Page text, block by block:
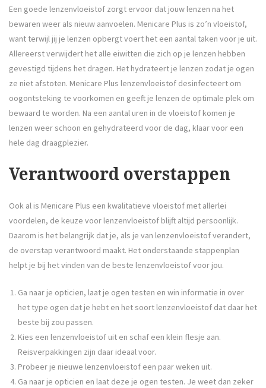
Een goede lenzenvloeistof zorgt ervoor dat jouw lenzen na het
bewaren weer als nieuw aanvoelen. Menicare Plus is zo’n vloeistof,
want terwijl jij je lenzen opbergt voert het een aantal taken voor je uit.
Allereerst verwijdert het alle eiwitten die zich op je lenzen hebben
gevestigd tijdens het dragen. Het hydrateert je lenzen zodat je ogen
ze niet afstoten. Menicare Plus lenzenvloeistof desinfecteert om
oogontsteking te voorkomen en geeft je lenzen de optimale plek om
bewaard te worden. Na een aantal uren in de vloeistof komen je
lenzen weer schoon en gehydrateerd voor de dag, klaar voor een
hele dag draagplezier.
Verantwoord overstappen
Ook al is Menicare Plus een kwalitatieve vloeistof met allerlei
voordelen, de keuze voor lenzenvloeistof blijft altijd persoonlijk.
Daarom is het belangrijk dat je, als je van lenzenvloeistof verandert,
de overstap verantwoord maakt. Het onderstaande stappenplan
helpt je bij het vinden van de beste lenzenvloeistof voor jou.
Ga naar je opticien, laat je ogen testen en win informatie in over
het type ogen dat je hebt en het soort lenzenvloeistof dat daar het
beste bij zou passen.
Kies een lenzenvloeistof uit en schaf een klein flesje aan.
Reisverpakkingen zijn daar ideaal voor.
Probeer je nieuwe lenzenvloeistof een paar weken uit.
Ga naar je opticien en laat deze je ogen testen. Je weet dan zeker